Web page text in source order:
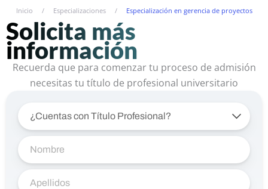
Inicio / Especializaciones / Especialización en gerencia de proyectos
Solicita más
información
Recuerda que para comenzar tu proceso de admisión
necesitas tu título de profesional universitario